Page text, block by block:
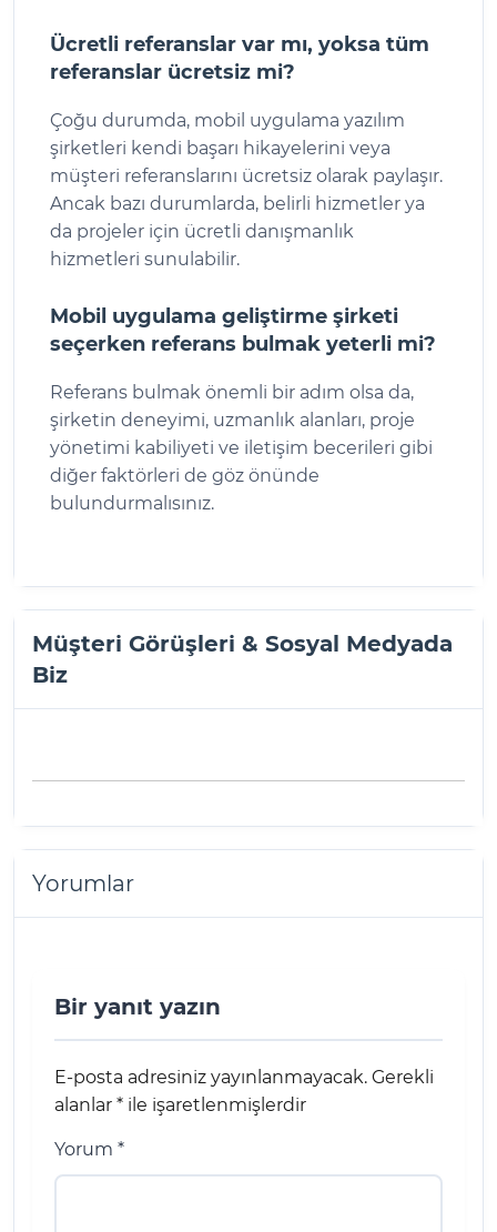
Ücretli referanslar var mı, yoksa tüm
referanslar ücretsiz mi?
Çoğu durumda, mobil uygulama yazılım
şirketleri kendi başarı hikayelerini veya
müşteri referanslarını ücretsiz olarak paylaşır.
Ancak bazı durumlarda, belirli hizmetler ya
da projeler için ücretli danışmanlık
hizmetleri sunulabilir.
Mobil uygulama geliştirme şirketi
seçerken referans bulmak yeterli mi?
Referans bulmak önemli bir adım olsa da,
şirketin deneyimi, uzmanlık alanları, proje
yönetimi kabiliyeti ve iletişim becerileri gibi
diğer faktörleri de göz önünde
bulundurmalısınız.
Müşteri Görüşleri & Sosyal Medyada
Biz
Yorumlar
Bir yanıt yazın
E-posta adresiniz yayınlanmayacak. Gerekli
alanlar * ile işaretlenmişlerdir
Yorum *